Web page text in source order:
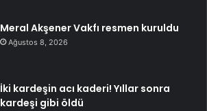
Meral Akşener Vakfı resmen kuruldu
Ağustos 8, 2026
İki kardeşin acı kaderi! Yıllar sonra
kardeşi gibi öldü